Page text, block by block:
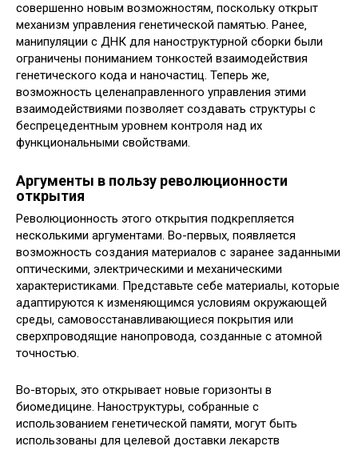
совершенно новым возможностям‚ поскольку открыт
механизм управления генетической памятью. Ранее‚
манипуляции с ДНК для наноструктурной сборки были
ограничены пониманием тонкостей взаимодействия
генетического кода и наночастиц. Теперь же‚
возможность целенаправленного управления этими
взаимодействиями позволяет создавать структуры с
беспрецедентным уровнем контроля над их
функциональными свойствами.
Аргументы в пользу революционности
открытия
Революционность этого открытия подкрепляется
несколькими аргументами. Во-первых‚ появляется
возможность создания материалов с заранее заданными
оптическими‚ электрическими и механическими
характеристиками. Представьте себе материалы‚ которые
адаптируются к изменяющимся условиям окружающей
среды‚ самовосстанавливающиеся покрытия или
сверхпроводящие нанопровода‚ созданные с атомной
точностью.
Во-вторых‚ это открывает новые горизонты в
биомедицине. Наноструктуры‚ собранные с
использованием генетической памяти‚ могут быть
использованы для целевой доставки лекарств